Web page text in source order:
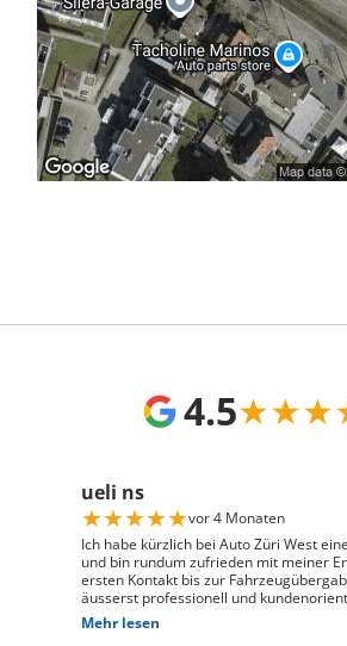
4.5★★★
ueli ns
★★★★★vor 4 Monaten
Ich habe kürzlich bei Auto Züri West
und bin rundum zufrieden mit meiner
ersten Kontakt bis zur
äusserst professionell und
hervorheben möchte ich die
durch Herrn David Panic. Er hat sich viel
Mehr lesen